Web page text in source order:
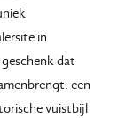
in
dat
een
vuistbijl